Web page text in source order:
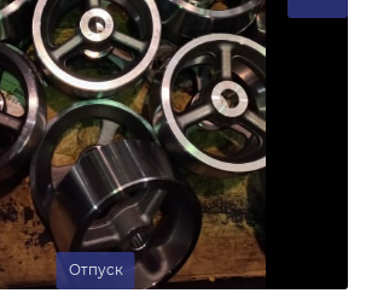
Отпуск